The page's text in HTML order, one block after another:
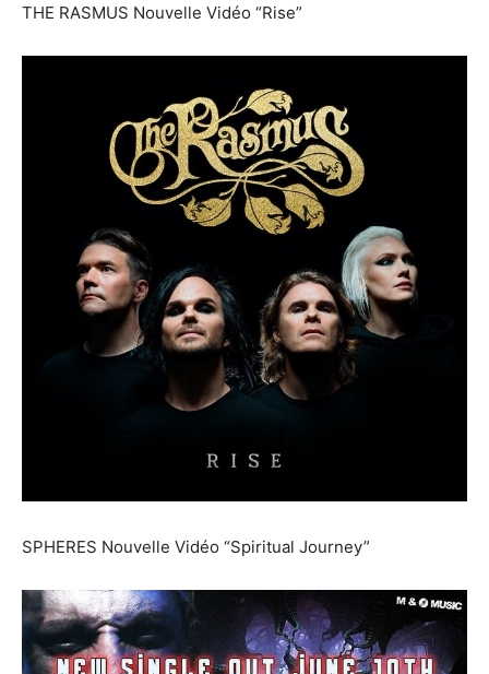
THE RASMUS Nouvelle Vidéo “Rise”
SPHERES Nouvelle Vidéo “Spiritual Journey”